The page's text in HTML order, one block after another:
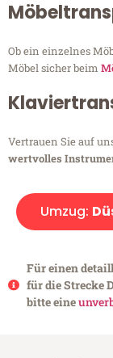
Ob ein einzelnes
Möbel sicher beim
Vertrauen Sie auf
wertvolles
Umzug:
Für einen
für die Strecke
bitte eine